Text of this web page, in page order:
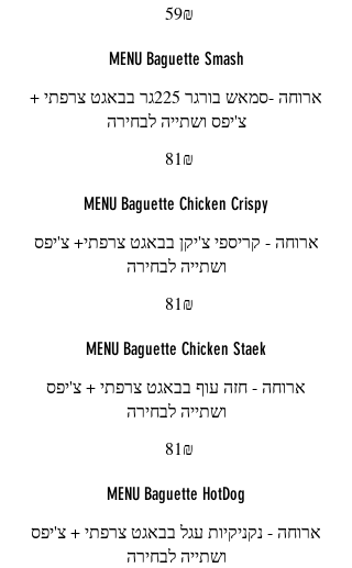
‏59 ‏₪
MENU Baguette Smash
ארוחה -סמאש בורגר 225גר בבאגט צרפתי +
צ'יפס ושתייה לבחירה
‏81 ‏₪
MENU Baguette Chicken Crispy
ארוחה - קריספי צ'יקן בבאגט צרפתי+ צ'יפס
ושתייה לבחירה
‏81 ‏₪
MENU Baguette Chicken Staek
ארוחה - חזה עוף בבאגט צרפתי + צ'יפס
ושתייה לבחירה
‏81 ‏₪
MENU Baguette HotDog
ארוחה - נקניקיות עגל בבאגט צרפתי + צ'יפס
ושתייה לבחירה